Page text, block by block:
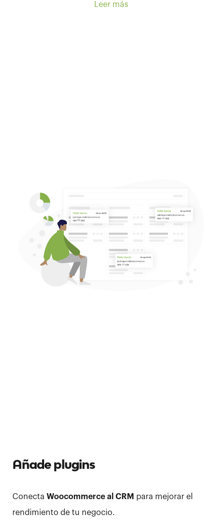
Cuenta con el Woocommerce en tu CRM
tiempo adaptándolo a tus necesidades.
Leer más
Añade plugins
Conecta Woocommerce al CRM para mejorar el
rendimiento de tu negocio.